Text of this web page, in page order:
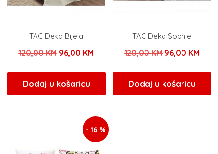
TAC Deka Bijela
120,00KM Izvorna
bila
je:
96,00 KMTrenutna
96,00 KM.
Dodaj u košaricu
TAC Deka Sophie
120,00KM Izvorna
bila
je:
96,00 KM
Dodaj u košaricu
- 16 %